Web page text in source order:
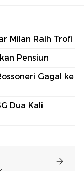
Milan Raih Trofi
Pensiun
Gagal ke
Dua Kali